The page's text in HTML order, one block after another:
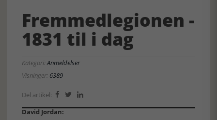
Fremmedlegionen -
1831 til i dag
Kategori:Anmeldelser
Visninger: 6389
Del artikel:   
David Jordan: